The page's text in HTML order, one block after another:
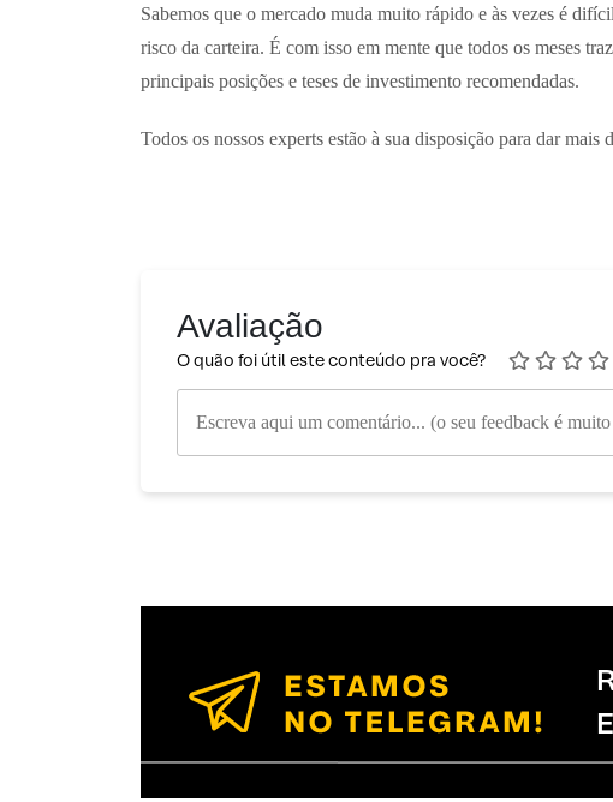
Sabemos que o mercado muda muito rápido e às vezes é
risco da carteira. É com isso em mente que todos os meses
principais posições e teses de investimento recomendadas.
Todos os nossos experts estão à sua disposição para dar
Avaliação
O quão foi útil este conteúdo pra você?